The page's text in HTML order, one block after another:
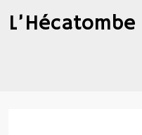
L’Hécatombe